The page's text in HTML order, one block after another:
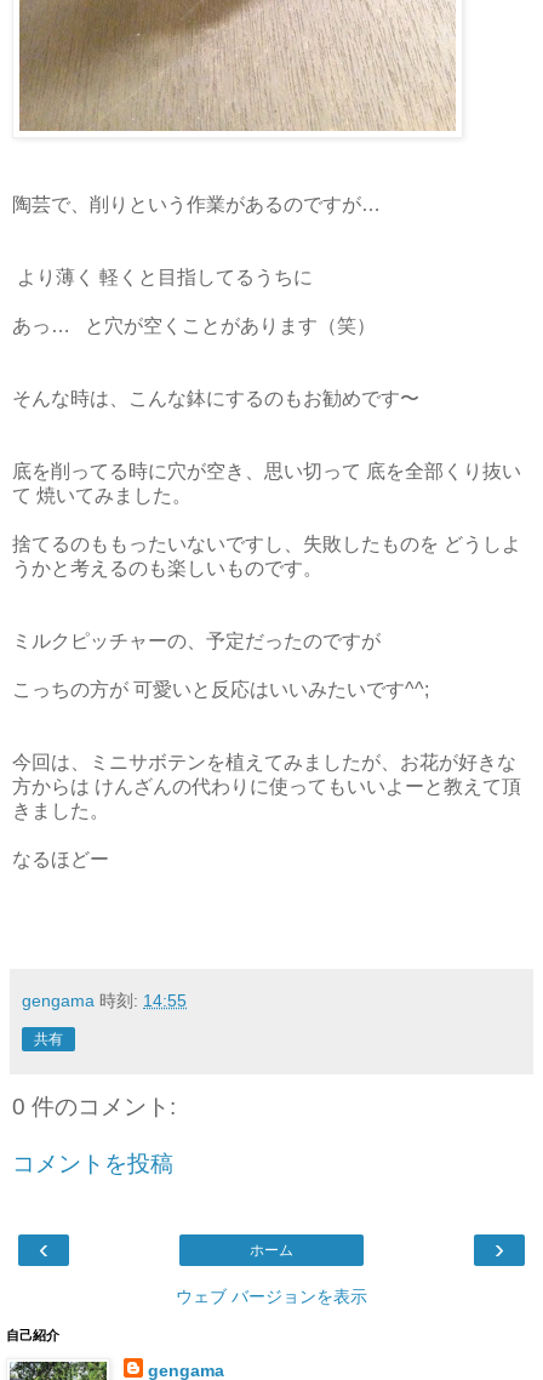
陶芸で、削りという作業があるのですが…
より薄く 軽くと目指してるうちに
あっ… と穴が空くことがあります（笑）
そんな時は、こんな鉢にするのもお勧めです〜
底を削ってる時に穴が空き、思い切って 底を全部くり抜い
て 焼いてみました。
捨てるのももったいないですし、失敗したものを どうしよ
うかと考えるのも楽しいものです。
ミルクピッチャーの、予定だったのですが
こっちの方が 可愛いと反応はいいみたいです^^;
今回は、ミニサボテンを植えてみましたが、お花が好きな
方からは けんざんの代わりに使ってもいいよーと教えて頂
きました。
なるほどー
gengama 時刻: 14:55
共有
0 件のコメント:
コメントを投稿
‹ ›
ホーム
ウェブ バージョンを表示
自己紹介
gengama